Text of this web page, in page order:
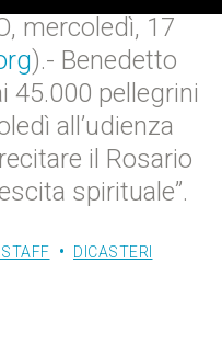
mercoledì, 17
).- Benedetto
45.000 pellegrini
all’udienza
il Rosario
spirituale”.
DICASTERI